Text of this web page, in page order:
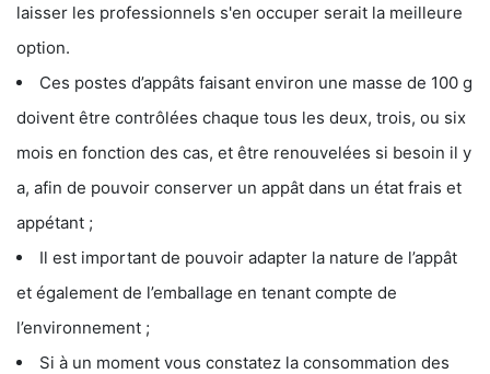
laisser les professionnels s'en occuper serait la meilleure
option.
Ces postes d’appâts faisant environ une masse de 100 g
doivent être contrôlées chaque tous les deux, trois, ou six
mois en fonction des cas, et être renouvelées si besoin il y
a, afin de pouvoir conserver un appât dans un état frais et
appétant ;
Il est important de pouvoir adapter la nature de l’appât
et également de l’emballage en tenant compte de
l’environnement ;
Si à un moment vous constatez la consommation des